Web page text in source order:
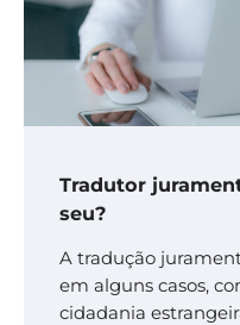
Tradutor
seu?
A tradução
em alguns casos,
cidadania